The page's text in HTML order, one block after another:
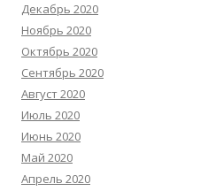
Декабрь 2020
Ноябрь 2020
Октябрь 2020
Сентябрь 2020
Август 2020
Июль 2020
Июнь 2020
Май 2020
Апрель 2020